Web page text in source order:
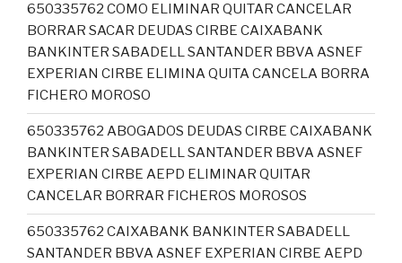
650335762 COMO ELIMINAR QUITAR CANCELAR
BORRAR SACAR DEUDAS CIRBE CAIXABANK
BANKINTER SABADELL SANTANDER BBVA ASNEF
EXPERIAN CIRBE ELIMINA QUITA CANCELA BORRA
FICHERO MOROSO
650335762 ABOGADOS DEUDAS CIRBE CAIXABANK
BANKINTER SABADELL SANTANDER BBVA ASNEF
EXPERIAN CIRBE AEPD ELIMINAR QUITAR
CANCELAR BORRAR FICHEROS MOROSOS
650335762 CAIXABANK BANKINTER SABADELL
SANTANDER BBVA ASNEF EXPERIAN CIRBE AEPD